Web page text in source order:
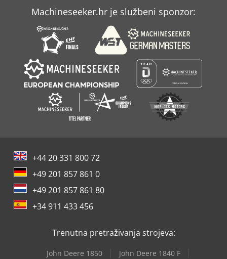
Machineseeker.hr je službeni sponzor:
+44 20 331 800 72
+49 201 857 861 0
+49 201 857 861 80
+34 911 433 456
Trenutna pretraživanja strojeva:
John Deere 1850
John Deere 1840 F